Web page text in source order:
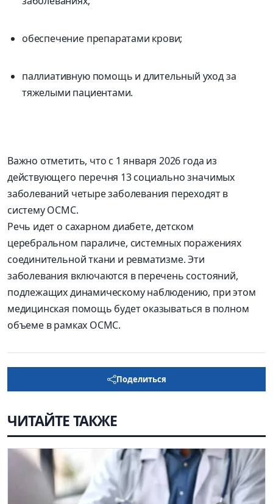
обеспечение препаратами крови;
паллиативную помощь и длительный уход за
тяжелыми пациентами.
Важно отметить, что с 1 января 2026 года из
действующего перечня 13 социально значимых
заболеваний четыре заболевания переходят в
систему ОСМС.
Речь идет о сахарном диабете, детском
церебральном параличе, системных поражениях
соединительной ткани и ревматизме. Эти
заболевания включаются в перечень состояний,
подлежащих динамическому наблюдению, при этом
медицинская помощь будет оказываться в полном
объеме в рамках ОСМС.
Поделиться
ЧИТАЙТЕ ТАКЖЕ